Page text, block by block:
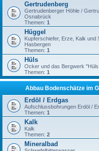
Gertrudenberg
Gertrudenberger Höhle /
Osnabrück
Themen: 1
Hüggel
Kupferschiefer, Erze, Kalk und
Hasbergen
Themen: 1
Hüls
Ocker und das Bergwerk
Themen: 1
Abbau Bodenschätze im
Erdöl / Erdgas
Aufschlussbohrungen Erdöl /
Themen: 1
Kalk
Kalk
Themen: 2
Mineralbad